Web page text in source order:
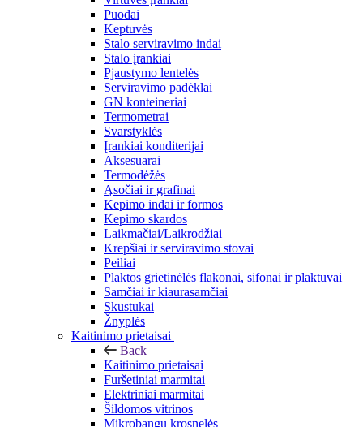
Puodai
Keptuvės
Stalo serviravimo indai
Stalo įrankiai
Pjaustymo lentelės
Serviravimo padėklai
GN konteineriai
Termometrai
Svarstyklės
Įrankiai konditerijai
Aksesuarai
Termodėžės
Ąsočiai ir grafinai
Kepimo indai ir formos
Kepimo skardos
Laikmačiai/Laikrodžiai
Krepšiai ir serviravimo stovai
Peiliai
Plaktos grietinėlės flakonai, sifonai ir plaktuvai
Samčiai ir kiaurasamčiai
Skustukai
Žnyplės
Kaitinimo prietaisai
Back
Kaitinimo prietaisai
Furšetiniai marmitai
Elektriniai marmitai
Šildomos vitrinos
Mikrobangų krosnelės